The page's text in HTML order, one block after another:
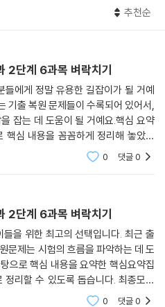
추천순
2단계 6과목 벼락치기
에게 정말 유용한 길잡이가 될 거예
기출 복원 문제들이 수록되어 있어서,
잡는 데 도움이 될 거예요.핵심 요약
핵심 내용을 꼼꼼하게 정리해 놓았어
율적으로 학습할 수 있도록 구성되
0 댓글0
2단계 6과목 벼락치기
을 위한 최고의 선택입니다. 최근 출
문제는 시험의 흐름을 파악하는 데 도
으로 핵심 내용을 요약한 핵심요약집
리할 수 있도록 돕습니다. 최종모의
한 해설로 부족한 부분을 채울 수 있
0 댓글0